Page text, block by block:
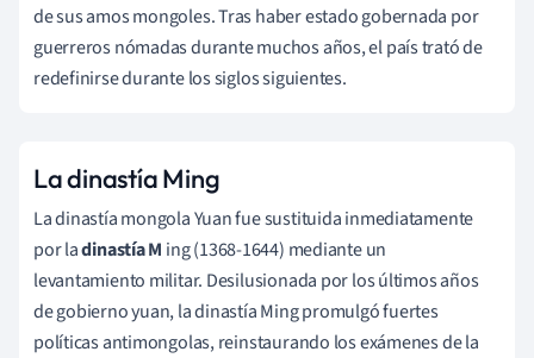
de sus amos mongoles. Tras haber estado gobernada por
guerreros nómadas durante muchos años, el país trató de
redefinirse durante los siglos siguientes.
La dinastía Ming
La dinastía mongola Yuan fue sustituida inmediatamente
por ladinastía M ing (1368-1644) mediante un
levantamiento militar. Desilusionada por los últimos años
de gobierno yuan, la dinastía Ming promulgó fuertes
políticas antimongolas, reinstaurando los exámenes de la